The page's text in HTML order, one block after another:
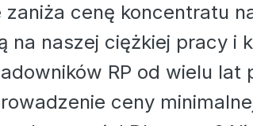
zaniża cenę koncentratu
na naszej ciężkiej pracy i
RP od wielu lat
ceny